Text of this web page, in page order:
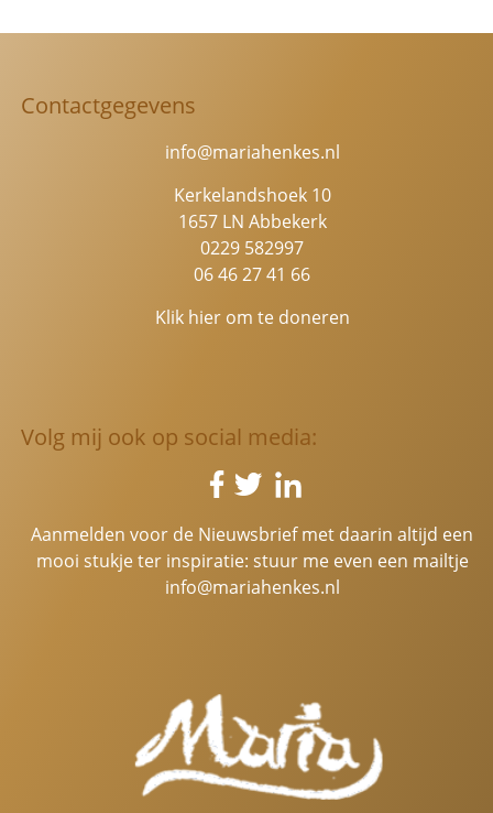
Contactgegevens
info@mariahenkes.nl
Kerkelandshoek 10
1657 LN Abbekerk
0229 582997
06 46 27 41 66
Klik hier om te doneren
Volg mij ook op social media:
Aanmelden voor de Nieuwsbrief met daarin altijd een
mooi stukje ter inspiratie: stuur me even een mailtje
info@mariahenkes.nl